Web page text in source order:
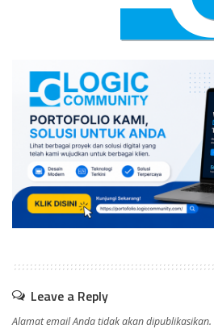
Leave a Reply
Alamat email Anda tidak akan dipublikasikan.